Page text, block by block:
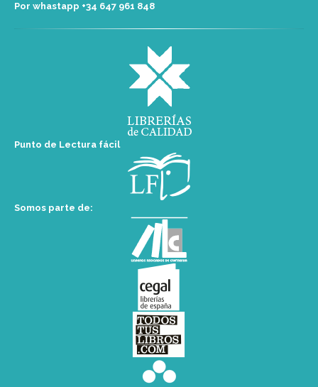
Por whastapp +34 ‭647 961 848‬
Punto de Lectura fácil
Somos parte de: